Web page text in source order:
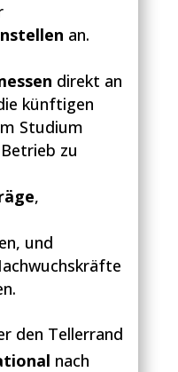
an.
direkt an
künftigen
Studium
zu
,
und
den Tellerrand
nach